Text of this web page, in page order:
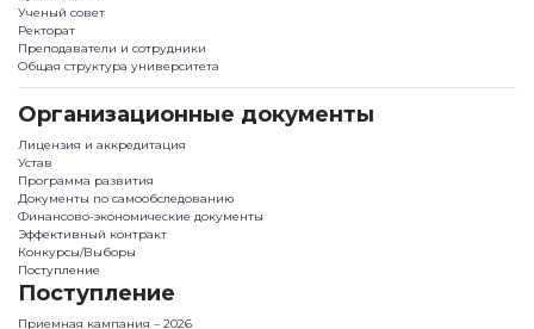
Ученый совет
Ректорат
Преподаватели и сотрудники
Общая структура университета
Организационные документы
Лицензия и аккредитация
Устав
Программа развития
Документы по самообследованию
Финансово-экономические документы
Эффективный контракт
Конкурсы/Выборы
Поступление
Поступление
Приемная кампания – 2026